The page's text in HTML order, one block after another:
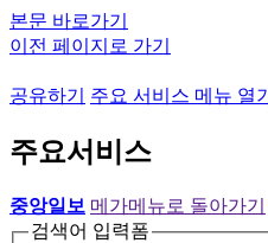
본문 바로가기
이전 페이지로 가기
공유하기 주요 서비스 메뉴 열기
주요서비스
중앙일보 메가메뉴로 돌아가기
검색어 입력폼